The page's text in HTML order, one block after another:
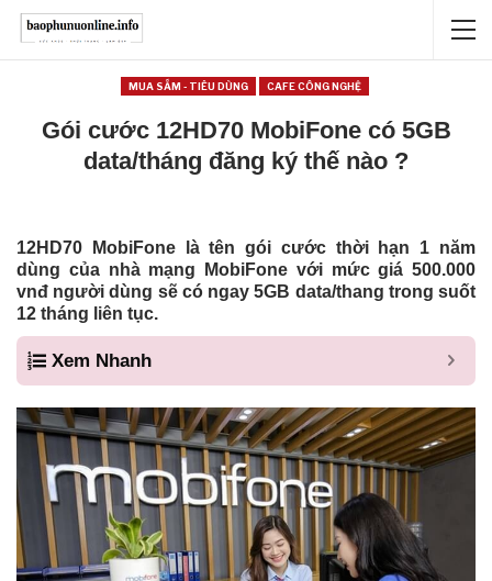
MUA SẮM - TIÊU DÙNG CAFE CÔNG NGHỆ
Gói cước 12HD70 MobiFone có 5GB
data/tháng đăng ký thế nào ?
12HD70 MobiFone là tên gói cước thời hạn 1 năm
dùng của nhà mạng MobiFone với mức giá 500.000
vnđ người dùng sẽ có ngay 5GB data/thang trong suốt
12 tháng liên tục.
Xem Nhanh